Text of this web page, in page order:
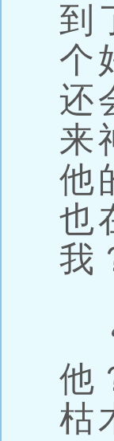
到
个
还
来
他
也
我
“
他
枯